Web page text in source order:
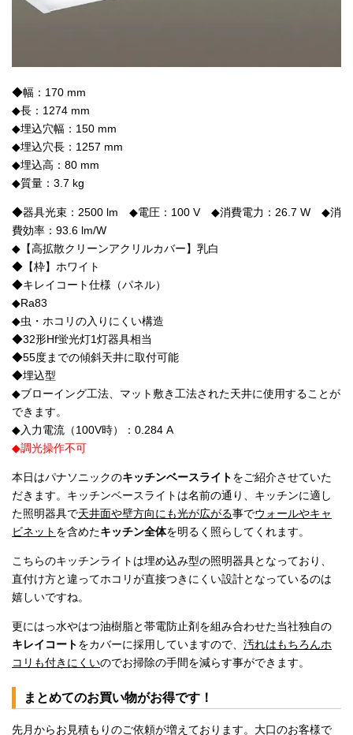
◆幅：170 mm
◆長：1274 mm
◆埋込穴幅：150 mm
◆埋込穴長：1257 mm
◆埋込高：80 mm
◆質量：3.7 kg
◆器具光束：2500 lm ◆電圧：100 V ◆消費電力：26.7 W ◆消
費効率：93.6 lm/W
◆【高拡散クリーンアクリルカバー】乳白
◆【枠】ホワイト
◆キレイコート仕様（パネル）
◆Ra83
◆虫・ホコリの入りにくい構造
◆32形Hf蛍光灯1灯器具相当
◆55度までの傾斜天井に取付可能
◆埋込型
◆ブローイング工法、マット敷き工法された天井に使用することが
できます。
◆入力電流（100V時）：0.284 A
◆調光操作不可
本日はパナソニックのキッチンベースライトをご紹介させていた
だきます。キッチンベースライトは名前の通り、キッチンに適し
た照明器具で天井面や壁方向にも光が広がる事でウォールやキャ
ビネット を含めたキッチン全体を明るく照らしてくれます。
こちらのキッチンライトは埋め込み型の照明器具となっており、
直付け方と違ってホコリが直接つきにくい設計となっているのは
嬉しいですね。
更にはっ水やはつ油樹脂と帯電防止剤を組み合わせた当社独自の
キレイコートをカバーに採用していますので、 汚れはもちろんホ
コリも付きにくいのでお掃除の手間を減らす事ができます。
まとめてのお買い物がお得です！
先月からお見積もりのご依頼が増えております。大口のお客様で